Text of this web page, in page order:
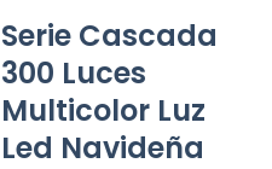
Serie Cascada
300 Luces
Multicolor Luz
Led Navideña